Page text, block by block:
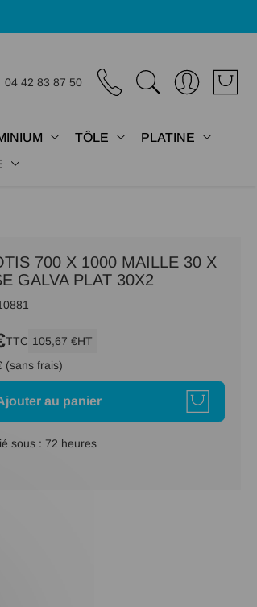
04 42 83 87 50
TÔLE
PLATINE
700 X 1000 MAILLE 30 X
GALVA PLAT 30X2
TTC 105,67 €HT
(sans frais)
au panier
sous : 72 heures